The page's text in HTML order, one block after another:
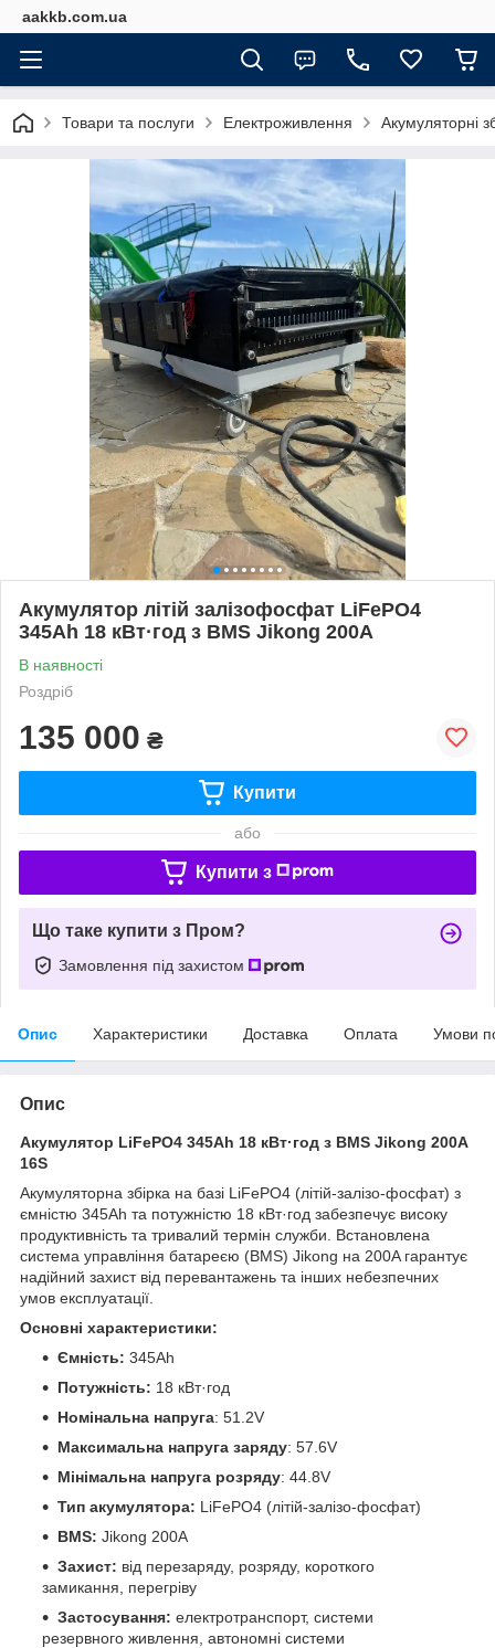
aakkb.com.ua
Товари та послуги Електроживлення Акумуляторні
Акумулятор літій залізофосфат LiFePO4
345Ah 18 кВт·год з BMS Jikong 200A
В наявності
Роздріб
135 000 ₴
Купити
або
Купити з
Що таке купити з Пром?
Замовлення під захистом
Опис Характеристики Доставка Оплата Умови
Опис
Акумулятор LiFePO4 345Ah 18 кВт·год з BMS Jikong 200A
16S
Акумуляторна збірка на базі LiFePO4 (літій-залізо-фосфат) з
ємністю 345Ah та потужністю 18 кВт·год забезпечує високу
продуктивність та тривалий термін служби. Встановлена
система управління батареєю (BMS) Jikong на 200A гарантує
надійний захист від перевантажень та інших небезпечних
умов експлуатації.
Основні характеристики:
Ємність: 345Ah
Потужність: 18 кВт·год
Номінальна напруга: 51.2V
Максимальна напруга заряду: 57.6V
Мінімальна напруга розряду: 44.8V
Тип акумулятора: LiFePO4 (літій-залізо-фосфат)
BMS: Jikong 200A
Захист: від перезаряду, розряду, короткого
замикання, перегріву
Застосування: електротранспорт, системи
резервного живлення, автономні системи